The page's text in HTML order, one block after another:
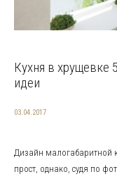
Кухня в хрущевке
идеи
03.04.2017
Дизайн малогабаритной
прост, однако, судя по